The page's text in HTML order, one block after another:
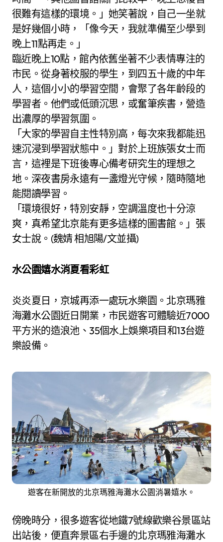
很難有這樣的環境。」她笑著說，自己一坐就
是好幾個小時，「像今天，我就準備至少學到
晚上11點再走。」
臨近晚上10點，館內依舊坐著不少表情專注的
市民。從身著校服的學生，到四五十歲的中年
人，這個小小的學習空間，會聚了各年齡段的
學習者。他們或低頭沉思，或奮筆疾書，營造
出濃厚的學習氛圍。
「大家的學習自主性特別高，每次來我都能迅
速沉浸到學習狀態中。」對於上班族張女士而
言，這裡是下班後專心備考研究生的理想之
地。深夜書房永遠有一盞燈光守候，隨時隨地
能閱讀學習。
「環境很好，特別安靜，空調溫度也十分涼
爽，真希望北京能有更多這樣的圖書館。」張
女士說。(魏婧 相旭陽/文並攝)
水公園嬉水消夏看彩虹
炎炎夏日，京城再添一處玩水樂園。北京瑪雅
海灘水公園近日開業，市民遊客可體驗近7000
平方米的造浪池、35個水上娛樂項目和13台遊
樂設備。
遊客在新開放的北京瑪雅海灘水公園消暑嬉水。
傍晚時分，很多遊客從地鐵7號線歡樂谷景區站
出站後，便直奔景區右手邊的北京瑪雅海灘水